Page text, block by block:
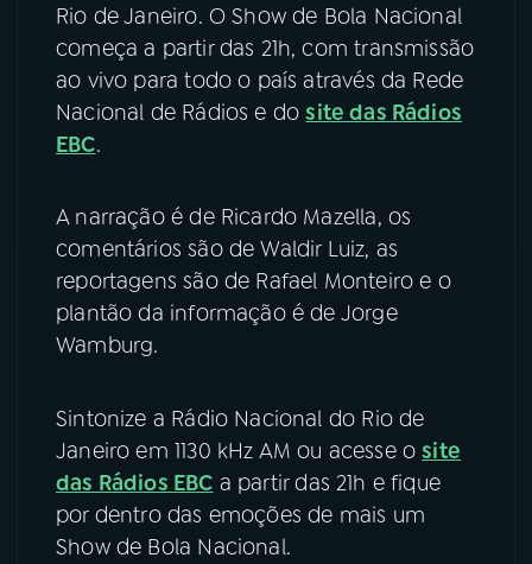
Instagram X
TikTok
Rio de Janeiro. O Show de Bola Nacional
começa a partir das 21h, com transmissão
ao vivo para todo o país através da Rede
Nacional de Rádios e dosite das Rádios
EBC.
A narração é de Ricardo Mazella, os
comentários são de Waldir Luiz, as
reportagens são de Rafael Monteiro e o
plantão da informação é de Jorge
Wamburg.
Sintonize a Rádio Nacional do Rio de
Janeiro em 1130 kHz AM ou acesse osite
das Rádios EBC a partir das 21h e fique
por dentro das emoções de mais um
Show de Bola Nacional.